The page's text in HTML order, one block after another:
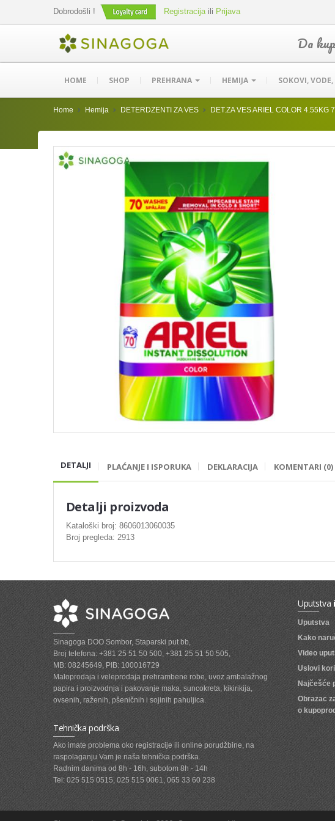
Dobrodošli ! Registracijaili Prijava
Da
HOME SHOP PREHRANA HEMIJA SOKOVI,
Home Hemija DETERDZENTI ZA VES DET.ZA VES ARIEL COLOR 4.55KG
DETALJI PLAĆANJE I ISPORUKA DEKLARACIJA KOMENTARI (0)
Detalji proizvoda
Kataloški broj: 8606013060035
Broj pregleda: 2913
Sinagoga DOO Sombor, Staparski put bb,
Broj telefona: +381 25 51 50 500, +381 25 51 50 505,
MB: 08245649, PIB: 100016729
Maloprodaja i veleprodaja prehrambene robe, uvoz ambalažnog
papira i proizvodnja i pakovanje maka, suncokreta, kikirikija,
ovsenih, raženih, pšeničnih i sojinih pahuljica.
Tehnička podrška
Ako imate problema oko registracije ili online porudžbine, na
raspolaganju Vam je naša tehnička podrška.
Radnim danima od 8h - 16h, subotom 8h - 14h
Tel: 025 515 0515, 025 515 0061, 065 33 60 238
Uputstva
Uputstva
Kako
Video
Uslovi
Najčešće
Obrazac
o